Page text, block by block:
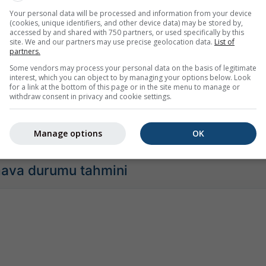
Normal Olağan dışı sıcak Aşırı sıcak
verilerle karşılaştırarak, bugünkü tahminin olağan dışı
mu olduğunu görebiliriz. Renkli noktalar profesyonel
gerçek sıcaklık ölçümlerini gösterir.
durumu tahmini
Your personal data will be processed and information from your device
(cookies, unique identifiers, and other device data) may be stored by,
accessed by and shared with 750 partners, or used specifically by this
site. We and our partners may use precise geolocation data. List of
partners.
Some vendors may process your personal data on the basis of legitimate
interest, which you can object to by managing your options below. Look
for a link at the bottom of this page or in the site menu to manage or
withdraw consent in privacy and cookie settings.
OK
Manage options